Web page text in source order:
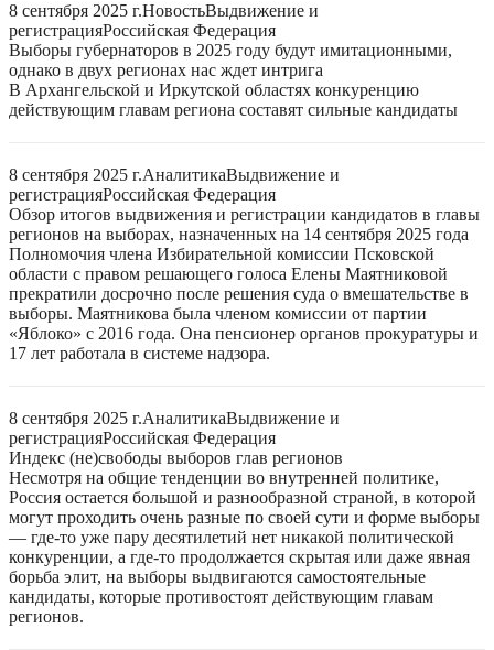
8 сентября 2025 г.НовостьВыдвижение и
регистрацияРоссийская Федерация
Выборы губернаторов в 2025 году будут имитационными,
однако в двух регионах нас ждет интрига
В Архангельской и Иркутской областях конкуренцию
действующим главам региона составят сильные кандидаты
8 сентября 2025 г.АналитикаВыдвижение и
регистрацияРоссийская Федерация
Обзор итогов выдвижения и регистрации кандидатов в главы
регионов на выборах, назначенных на 14 сентября 2025 года
Полномочия члена Избирательной комиссии Псковской
области с правом решающего голоса Елены Маятниковой
прекратили досрочно после решения суда о вмешательстве в
выборы. Маятникова была членом комиссии от партии
«Яблоко» с 2016 года. Она пенсионер органов прокуратуры и
17 лет работала в системе надзора.
8 сентября 2025 г.АналитикаВыдвижение и
регистрацияРоссийская Федерация
Индекс (не)свободы выборов глав регионов
Несмотря на общие тенденции во внутренней политике,
Россия остается большой и разнообразной страной, в которой
могут проходить очень разные по своей сути и форме выборы
— где-то уже пару десятилетий нет никакой политической
конкуренции, а где-то продолжается скрытая или даже явная
борьба элит, на выборы выдвигаются самостоятельные
кандидаты, которые противостоят действующим главам
регионов.